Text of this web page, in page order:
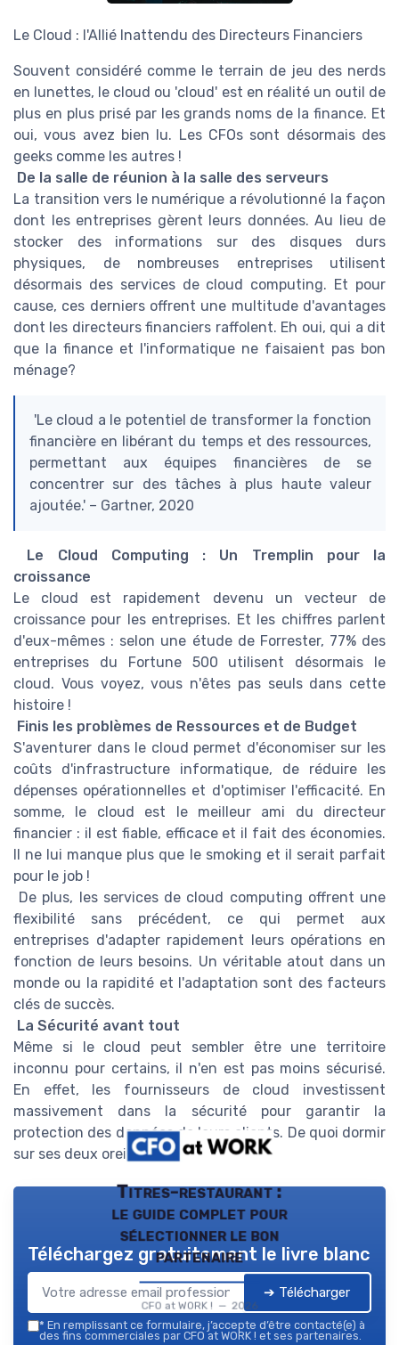
Le Cloud : l'Allié Inattendu des Directeurs Financiers
Souvent considéré comme le terrain de jeu des nerds
en lunettes, le cloud ou 'cloud' est en réalité un outil de
plus en plus prisé par les grands noms de la finance. Et
oui, vous avez bien lu. Les CFOs sont désormais des
geeks comme les autres !
De la salle de réunion à la salle des serveurs
La transition vers le numérique a révolutionné la façon
dont les entreprises gèrent leurs données. Au lieu de
stocker des informations sur des disques durs
physiques, de nombreuses entreprises utilisent
désormais des services de cloud computing. Et pour
cause, ces derniers offrent une multitude d'avantages
dont les directeurs financiers raffolent. Eh oui, qui a dit
que la finance et l'informatique ne faisaient pas bon
ménage?
'Le cloud a le potentiel de transformer la fonction
financière en libérant du temps et des ressources,
permettant aux équipes financières de se
concentrer sur des tâches à plus haute valeur
ajoutée.' – Gartner, 2020
Le Cloud Computing : Un Tremplin pour la
croissance
Le cloud est rapidement devenu un vecteur de
croissance pour les entreprises. Et les chiffres parlent
d'eux-mêmes : selon une étude de Forrester, 77% des
entreprises du Fortune 500 utilisent désormais le
cloud. Vous voyez, vous n'êtes pas seuls dans cette
histoire !
Finis les problèmes de Ressources et de Budget
S'aventurer dans le cloud permet d'économiser sur les
coûts d'infrastructure informatique, de réduire les
dépenses opérationnelles et d'optimiser l'efficacité. En
somme, le cloud est le meilleur ami du directeur
financier : il est fiable, efficace et il fait des économies.
Il ne lui manque plus que le smoking et il serait parfait
pour le job !
De plus, les services de cloud computing offrent une
flexibilité sans précédent, ce qui permet aux
entreprises d'adapter rapidement leurs opérations en
fonction de leurs besoins. Un véritable atout dans un
monde ou la rapidité et l'adaptation sont des facteurs
clés de succès.
La Sécurité avant tout
Même si le cloud peut sembler être une territoire
inconnu pour certains, il n'en est pas moins sécurisé.
En effet, les fournisseurs de cloud investissent
massivement dans la sécurité pour garantir la
protection des données de leurs clients. De quoi dormir
sur ses deux oreilles !
Titres-restaurant :
le guide complet pour
sélectionner le bon
partenaire
CFO at WORK ! — 2026
Téléchargez gratuitement le livre blanc
➔ Télécharger
* En remplissant ce formulaire, j’accepte d’être contacté(e) à
des fins commerciales par CFO at WORK ! et ses partenaires.